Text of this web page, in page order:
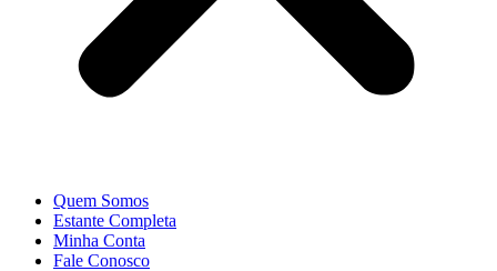
Quem Somos
Estante Completa
Minha Conta
Fale Conosco